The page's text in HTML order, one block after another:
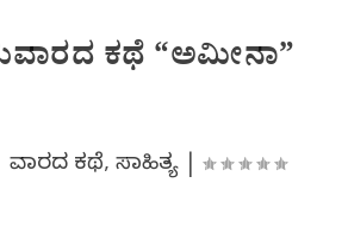
ಕಥೆ “ಅಮೀನಾ”
ವಾರದ ಕಥೆ, ಸಾಹಿತ್ಯ|